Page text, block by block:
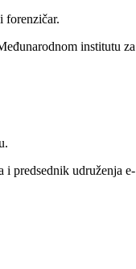
forenzičar.
institutu za
i predsednik udruženja e-